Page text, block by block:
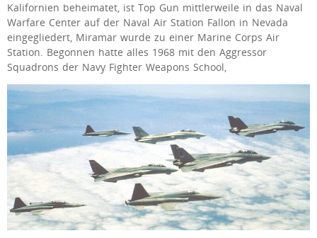
Kalifornien beheimatet, ist Top Gun mittlerweile in das Naval
Warfare Center auf der Naval Air Station Fallon in Nevada
eingegliedert, Miramar wurde zu einer Marine Corps Air
Station. Begonnen hatte alles 1968 mit den Aggressor
Squadrons der Navy Fighter Weapons School,